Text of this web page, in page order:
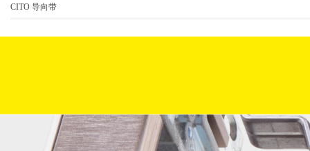
CITO 导向带